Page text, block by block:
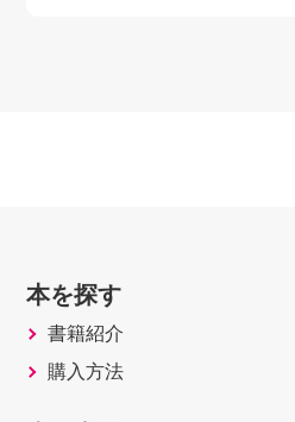
本を探す
書籍紹介
購入方法